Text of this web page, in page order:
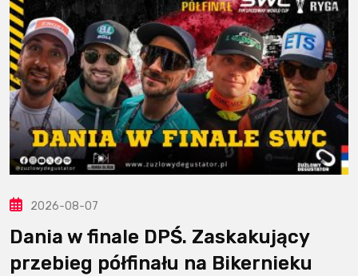
2026-08-07
Dania w finale DPŚ. Zaskakujący
przebieg półfinału na Bikernieku